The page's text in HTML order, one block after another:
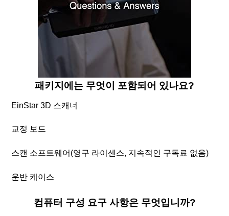
패키지에는 무엇이 포함되어 있나요?
EinStar 3D 스캐너
교정 보드
스캔 소프트웨어(영구 라이센스, 지속적인 구독료 없음)
운반 케이스
컴퓨터 구성 요구 사항은 무엇입니까?